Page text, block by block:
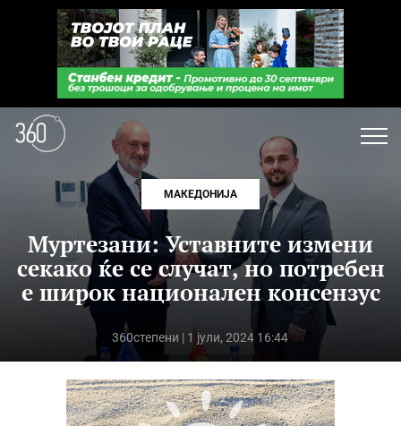
МАКЕДОНИЈА
Муртезани: Уставните измени
секако ќе се случат, но потребен
е широк национален консензус
360степени | 1 јули, 2024 16:44